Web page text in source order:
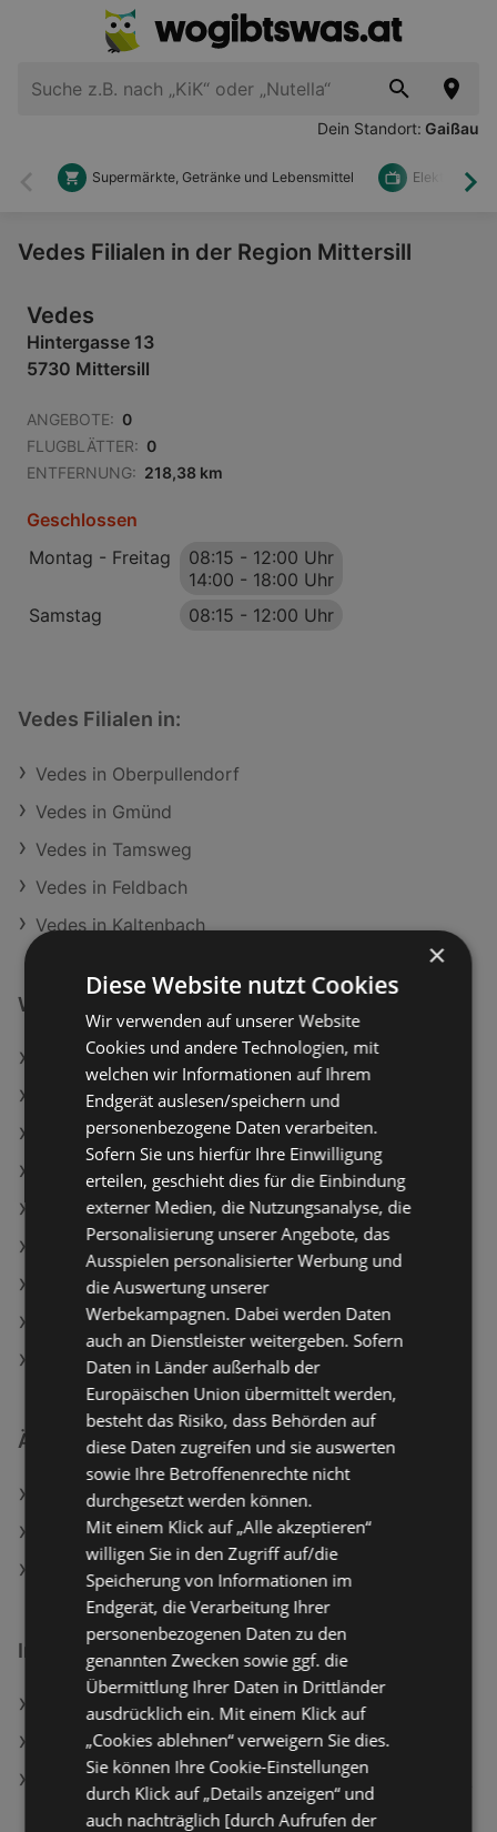
Dein Standort: Gaißau
Zurück
Supermärkte, Getränke und Lebensmittel Elektronik
Vedes Filialen in der Region Mittersill
Vedes
Hintergasse 13
5730 Mittersill
ANGEBOTE: 0
FLUGBLÄTTER: 0
ENTFERNUNG: 218,38 km
Geschlossen
Montag - Freitag
08:15 - 12:00 Uhr
14:00 - 18:00 Uhr
Samstag
08:15 - 12:00 Uhr
Vedes Filialen in:
Vedes in Oberpullendorf
Vedes in Gmünd
Vedes in Tamsweg
Vedes in Feldbach
Vedes in Kaltenbach
Weiterführende Links
Reinigungsbürsten Set
Textipflegebürste
Tchibo/Eduscho Angebote
INTERSPORT Angebote
Aktuelle INTERSPORT Flugblätter
Aktuelle Fressnapf Flugblätter
Aktuelle Tchibo/Eduscho Flugblätter
Aktuelle LEGO Flugblätter
Vedes Filialen in Bregenz
Ähnliche Händler
Tchibo/Eduscho Angebote
INTERSPORT Angebote
Fressnapf Angebote
Interessantes auf wogibtswas.at
Salamander in Leoben
KiK Filialen in Hallein
Philips Glühlampe LED Classic 25W E27 WWA60 CL
ND SRT4; LED Leuchtmittel
×
Diese Website nutzt Cookies
Wir verwenden auf unserer Website
Cookies und andere Technologien, mit
welchen wir Informationen auf Ihrem
Endgerät auslesen/speichern und
personenbezogene Daten verarbeiten.
Sofern Sie uns hierfür Ihre Einwilligung
erteilen, geschieht dies für die Einbindung
externer Medien, die Nutzungsanalyse, die
Personalisierung unserer Angebote, das
Ausspielen personalisierter Werbung und
die Auswertung unserer
Werbekampagnen. Dabei werden Daten
auch an Dienstleister weitergeben. Sofern
Daten in Länder außerhalb der
Europäischen Union übermittelt werden,
besteht das Risiko, dass Behörden auf
diese Daten zugreifen und sie auswerten
sowie Ihre Betroffenenrechte nicht
durchgesetzt werden können.
Mit einem Klick auf „Alle akzeptieren“
willigen Sie in den Zugriff auf/die
Speicherung von Informationen im
Endgerät, die Verarbeitung Ihrer
personenbezogenen Daten zu den
genannten Zwecken sowie ggf. die
Übermittlung Ihrer Daten in Drittländer
ausdrücklich ein. Mit einem Klick auf
„Cookies ablehnen“ verweigern Sie dies.
Sie können Ihre Cookie-Einstellungen
durch Klick auf „Details anzeigen“ und
auch nachträglich [durch Aufrufen der